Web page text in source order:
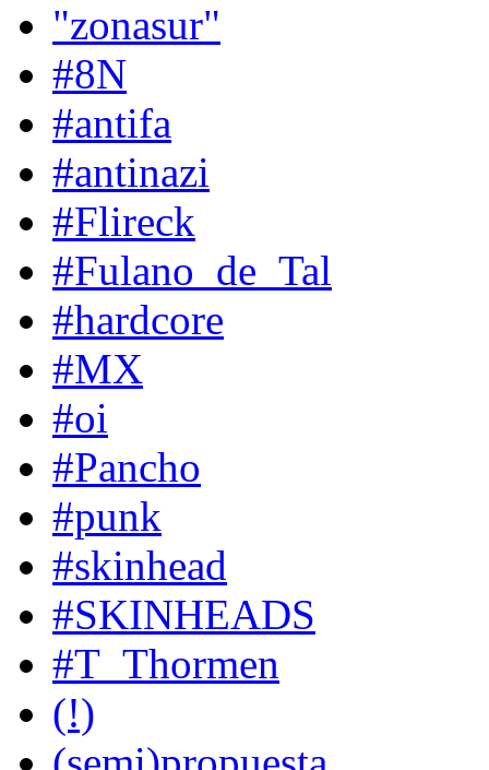
"zonasur"
#8N
#antifa
#antinazi
#Flireck
#Fulano_de_Tal
#hardcore
#MX
#oi
#Pancho
#punk
#skinhead
#SKINHEADS
#T_Thormen
(!)